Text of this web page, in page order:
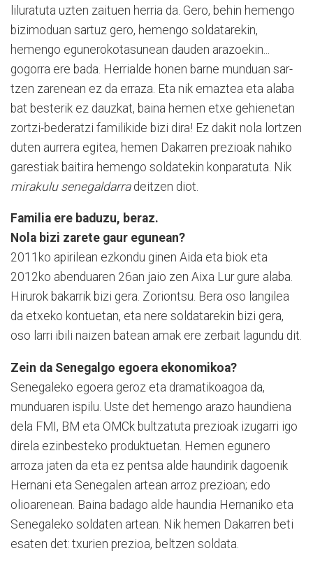
liluratuta uzten zaituen herria da. Gero, behin hemengo
bizimoduan sartuz gero, he­mengo soldatarekin,
hemengo egunerokotasunean dauden arazoekin...
gogorra ere bada. Herrialde honen barne munduan sar­
tzen zarenean ez da erraza. Eta nik emaztea eta alaba
bat besterik ez dauzkat, baina hemen etxe gehienetan
zortzi-bederatzi familikide bizi dira! Ez dakit nola lortzen
duten aurrera egitea, hemen Daka­rren prezioak nahiko
ga­restiak baitira hemengo soldatekin konparatuta. Nik
mirakulu senegaldarradeitzen diot.
Familia ere baduzu, beraz.
Nola bizi zarete gaur egunean?
2011ko apirilean ezkondu gi­nen Aida eta biok eta
2012ko aben­duaren 26an jaio zen Aixa Lur gure alaba.
Hirurok bakarrik bizi gera. Zoriontsu. Bera oso langilea
da etxeko kontuetan, eta nere soldatarekin bizi gera,
oso larri ibili naizen batean amak ere zerbait lagundu dit.
Zein da Senegalgo egoera ekonomikoa?
Sene­galeko egoera geroz eta dramatikoagoa da,
munduaren ispilu. Uste det hemengo arazo haundiena
dela FMI, BM eta OMCk bul­tzatuta prezioak izugarri igo
direla ezinbesteko produktuetan. He­men egunero
arroza jaten da eta ez pentsa alde haundirik dagoenik
Hernani eta Sene­galen artean arroz prezioan; edo
olioarenean. Baina badago alde haundia Hernaniko eta
Senegaleko soldaten artean. Nik hemen Dakarren beti
esaten det: txurien prezioa, beltzen soldata.